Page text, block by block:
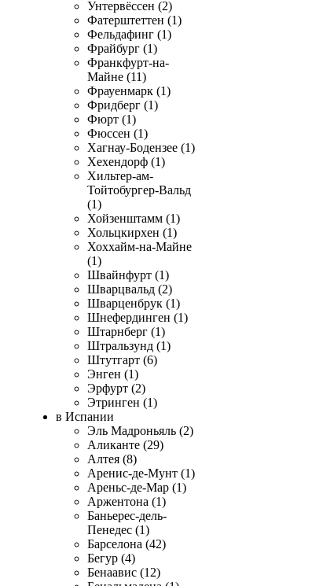
Унтервёссен (2)
Фатерштеттен (1)
Фельдафинг (1)
Фрайбург (1)
Франкфурт-на-
Майне (11)
Фрауенмарк (1)
Фридберг (1)
Фюрт (1)
Фюссен (1)
Хагнау-Бодензее (1)
Хехендорф (1)
Хильтер-ам-
Тойтобургер-Вальд
(1)
Хойзенштамм (1)
Хольцкирхен (1)
Хоххайм-на-Майне
(1)
Швайнфурт (1)
Шварцвальд (2)
Шварценбрук (1)
Шнефердинген (1)
Штарнберг (1)
Штральзунд (1)
Штутгарт (6)
Энген (1)
Эрфурт (2)
Этринген (1)
в Испании
Эль Мадроньяль (2)
Аликанте (29)
Алтея (8)
Аренис-де-Мунт (1)
Ареньс-де-Мар (1)
Аржентона (1)
Баньерес-дель-
Пенедес (1)
Барселона (42)
Бегур (4)
Бенаавис (12)